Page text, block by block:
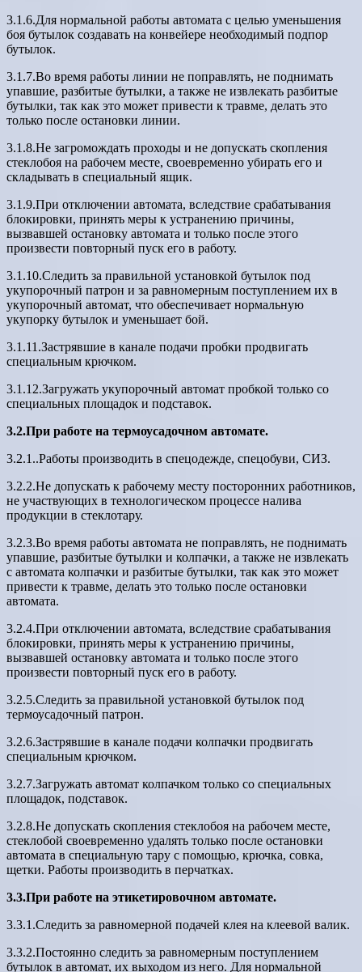
3.1.6.Для нормальной работы автомата с целью уменьшения
боя бутылок создавать на конвейере необходимый подпор
бутылок.
3.1.7.Во время работы линии не поправлять, не поднимать
упавшие, разбитые бутылки, а также не извлекать разбитые
бутылки, так как это может привести к травме, делать это
только после остановки линии.
3.1.8.Не загромождать проходы и не допускать скопления
стеклобоя на рабочем месте, своевременно убирать его и
складывать в специальный ящик.
3.1.9.При отключении автомата, вследствие срабатывания
блокировки, принять меры к устранению причины,
вызвавшей остановку автомата и только после этого
произвести повторный пуск его в работу.
3.1.10.Следить за правильной установкой бутылок под
укупорочный патрон и за равномерным поступлением их в
укупорочный автомат, что обеспечивает нормальную
укупорку бутылок и уменьшает бой.
3.1.11.Застрявшие в канале подачи пробки продвигать
специальным крючком.
3.1.12.Загружать укупорочный автомат пробкой только со
специальных площадок и подставок.
3.2.При работе на термоусадочном автомате.
3.2.1..Работы производить в спецодежде, спецобуви, СИЗ.
3.2.2.Не допускать к рабочему месту посторонних работников,
не участвующих в технологическом процессе налива
продукции в стеклотару.
3.2.3.Во время работы автомата не поправлять, не поднимать
упавшие, разбитые бутылки и колпачки, а также не извлекать
с автомата колпачки и разбитые бутылки, так как это может
привести к травме, делать это только после остановки
автомата.
3.2.4.При отключении автомата, вследствие срабатывания
блокировки, принять меры к устранению причины,
вызвавшей остановку автомата и только после этого
произвести повторный пуск его в работу.
3.2.5.Следить за правильной установкой бутылок под
термоусадочный патрон.
3.2.6.Застрявшие в канале подачи колпачки продвигать
специальным крючком.
3.2.7.Загружать автомат колпачком только со специальных
площадок, подставок.
3.2.8.Не допускать скопления стеклобоя на рабочем месте,
стеклобой своевременно удалять только после остановки
автомата в специальную тару с помощью, крючка, совка,
щетки. Работы производить в перчатках.
3.3.При работе на этикетировочном автомате.
3.3.1.Следить за равномерной подачей клея на клеевой валик.
3.3.2.Постоянно следить за равномерным поступлением
бутылок в автомат, их выходом из него. Для нормальной